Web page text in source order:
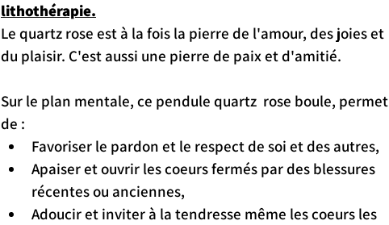
lithothérapie.
Le quartz rose est à la fois la pierre de l'amour, des joies et
du plaisir. C'est aussi une pierre de paix et d'amitié.
Sur le plan mentale, ce pendule quartz  rose boule, permet
de :
Favoriser le pardon et le respect de soi et des autres,
Apaiser et ouvrir les coeurs fermés par des blessures
récentes ou anciennes,
Adoucir et inviter à la tendresse même les coeurs les